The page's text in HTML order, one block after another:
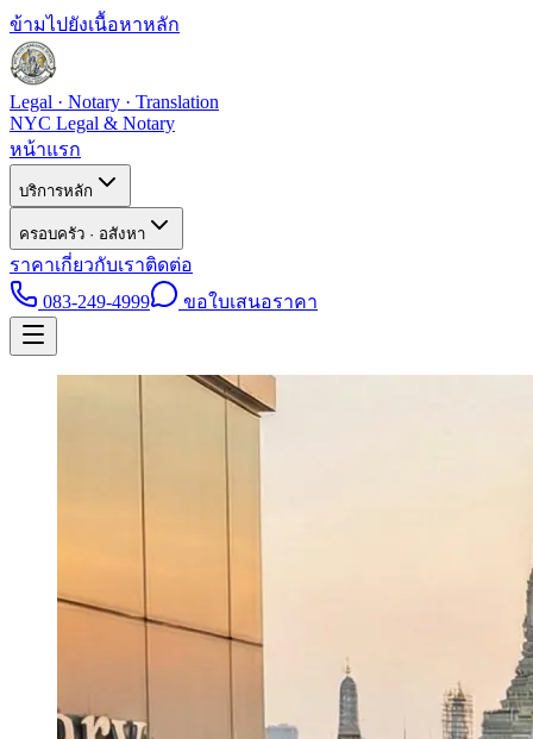
ข้ามไปยังเนื้อหาหลัก
Legal · Notary · Translation
NYC Legal & Notary
หน้าแรก
บริการหลัก
ครอบครัว · อสังหา
ราคาเกี่ยวกับเราติดต่อ
083-249-4999
ขอใบเสนอราคา